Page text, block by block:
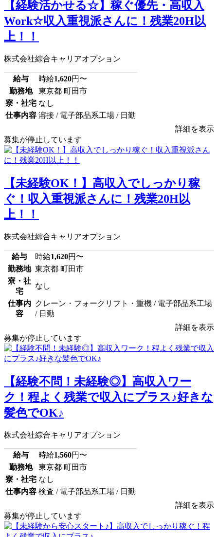
【経験活かせる☆】稼ぐ優先・高収入
Work☆収入重視派さんに！残業20H以
上！！
株式会社綜合キャリアオプション
給与 時給1,620円〜
勤務地
東京都 町田市
寮・社宅 なし
仕事内容 溶接 / 電子部品系工場 / 日勤
詳細を表示
募集が停止しています
【未経験OK！】高収入でしっかり稼
ぐ！収入重視派さんに！残業20H以
上！！
株式会社綜合キャリアオプション
給与 時給1,620円〜
勤務地 東京都 町田市
寮・社
宅
なし
仕事内
容
クレーン・フォークリフト・重機 / 電子部品系工場
/ 日勤
詳細を表示
募集が停止しています
【経験不問！未経験◎】高収入ワー
ク！程よく残業で収入にプラス♪好きな
髪色でOK♪
株式会社綜合キャリアオプション
給与 時給1,560円〜
勤務地
東京都 町田市
寮・社宅 なし
仕事内容 検査 / 電子部品系工場 / 日勤
詳細を表示
募集が停止しています